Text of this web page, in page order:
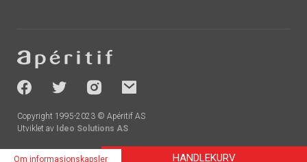
-
socials
Copyright 1995-2023 © Apéritif AS
Utviklet av Ideo Solutions AS
HANDLEKURV
Om informasjonskapsler